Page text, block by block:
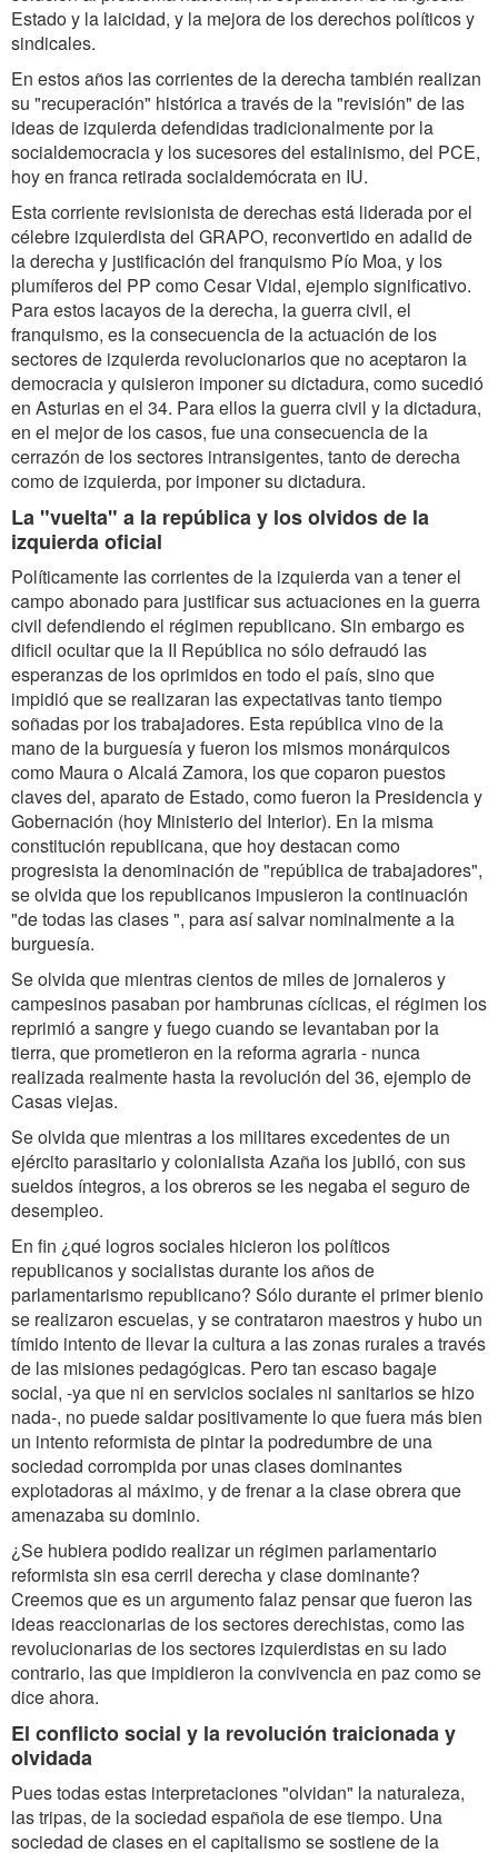
Estado y la laicidad, y la mejora de los derechos políticos y
sindicales.
En estos años las corrientes de la derecha también realizan
su "recuperación" histórica a través de la "revisión" de las
ideas de izquierda defendidas tradicionalmente por la
socialdemocracia y los sucesores del estalinismo, del PCE,
hoy en franca retirada socialdemócrata en IU.
Esta corriente revisionista de derechas está liderada por el
célebre izquierdista del GRAPO, reconvertido en adalid de
la derecha y justificación del franquismo Pío Moa, y los
plumíferos del PP como Cesar Vidal, ejemplo significativo.
Para estos lacayos de la derecha, la guerra civil, el
franquismo, es la consecuencia de la actuación de los
sectores de izquierda revolucionarios que no aceptaron la
democracia y quisieron imponer su dictadura, como sucedió
en Asturias en el 34. Para ellos la guerra civil y la dictadura,
en el mejor de los casos, fue una consecuencia de la
cerrazón de los sectores intransigentes, tanto de derecha
como de izquierda, por imponer su dictadura.
La "vuelta" a la república y los olvidos de la
izquierda oficial
Políticamente las corrientes de la izquierda van a tener el
campo abonado para justificar sus actuaciones en la guerra
civil defendiendo el régimen republicano. Sin embargo es
dificil ocultar que la II República no sólo defraudó las
esperanzas de los oprimidos en todo el país, sino que
impidió que se realizaran las expectativas tanto tiempo
soñadas por los trabajadores. Esta república vino de la
mano de la burguesía y fueron los mismos monárquicos
como Maura o Alcalá Zamora, los que coparon puestos
claves del, aparato de Estado, como fueron la Presidencia y
Gobernación (hoy Ministerio del Interior). En la misma
constitución republicana, que hoy destacan como
progresista la denominación de "república de trabajadores",
se olvida que los republicanos impusieron la continuación
"de todas las clases ", para así salvar nominalmente a la
burguesía.
Se olvida que mientras cientos de miles de jornaleros y
campesinos pasaban por hambrunas cíclicas, el régimen los
reprimió a sangre y fuego cuando se levantaban por la
tierra, que prometieron en la reforma agraria - nunca
realizada realmente hasta la revolución del 36, ejemplo de
Casas viejas.
Se olvida que mientras a los militares excedentes de un
ejército parasitario y colonialista Azaña los jubiló, con sus
sueldos íntegros, a los obreros se les negaba el seguro de
desempleo.
En fin ¿qué logros sociales hicieron los políticos
republicanos y socialistas durante los años de
parlamentarismo republicano? Sólo durante el primer bienio
se realizaron escuelas, y se contrataron maestros y hubo un
tímido intento de llevar la cultura a las zonas rurales a través
de las misiones pedagógicas. Pero tan escaso bagaje
social, -ya que ni en servicios sociales ni sanitarios se hizo
nada-, no puede saldar positivamente lo que fuera más bien
un intento reformista de pintar la podredumbre de una
sociedad corrompida por unas clases dominantes
explotadoras al máximo, y de frenar a la clase obrera que
amenazaba su dominio.
¿Se hubiera podido realizar un régimen parlamentario
reformista sin esa cerril derecha y clase dominante?
Creemos que es un argumento falaz pensar que fueron las
ideas reaccionarias de los sectores derechistas, como las
revolucionarias de los sectores izquierdistas en su lado
contrario, las que impidieron la convivencia en paz como se
dice ahora.
El conflicto social y la revolución traicionada y
olvidada
Pues todas estas interpretaciones "olvidan" la naturaleza,
las tripas, de la sociedad española de ese tiempo. Una
sociedad de clases en el capitalismo se sostiene de la